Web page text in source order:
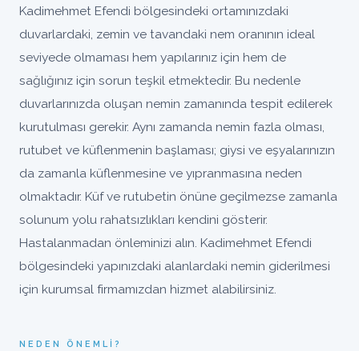
Kadimehmet Efendi bölgesindeki ortamınızdaki
duvarlardaki, zemin ve tavandaki nem oranının ideal
seviyede olmaması hem yapılarınız için hem de
sağlığınız için sorun teşkil etmektedir. Bu nedenle
duvarlarınızda oluşan nemin zamanında tespit edilerek
kurutulması gerekir. Aynı zamanda nemin fazla olması,
rutubet ve küflenmenin başlaması; giysi ve eşyalarınızın
da zamanla küflenmesine ve yıpranmasına neden
olmaktadır. Küf ve rutubetin önüne geçilmezse zamanla
solunum yolu rahatsızlıkları kendini gösterir.
Hastalanmadan önleminizi alın. Kadimehmet Efendi
bölgesindeki yapınızdaki alanlardaki nemin giderilmesi
için kurumsal firmamızdan hizmet alabilirsiniz.
NEDEN ÖNEMLI?